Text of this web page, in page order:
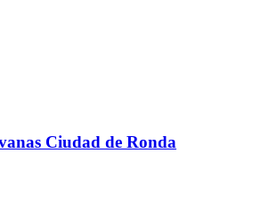
Ciudad de Ronda